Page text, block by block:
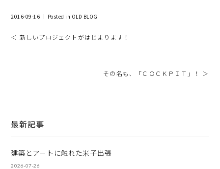
2016-09-16 ｜ Posted in OLD BLOG
＜ 新しいプロジェクトがはじまります！
その名も、「ＣＯＣＫＰＩＴ」！ ＞
最新記事
建築とアートに触れた米子出張
2026-07-26